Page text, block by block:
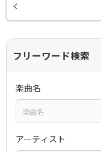
フリーワード検索
楽曲名
アーティスト